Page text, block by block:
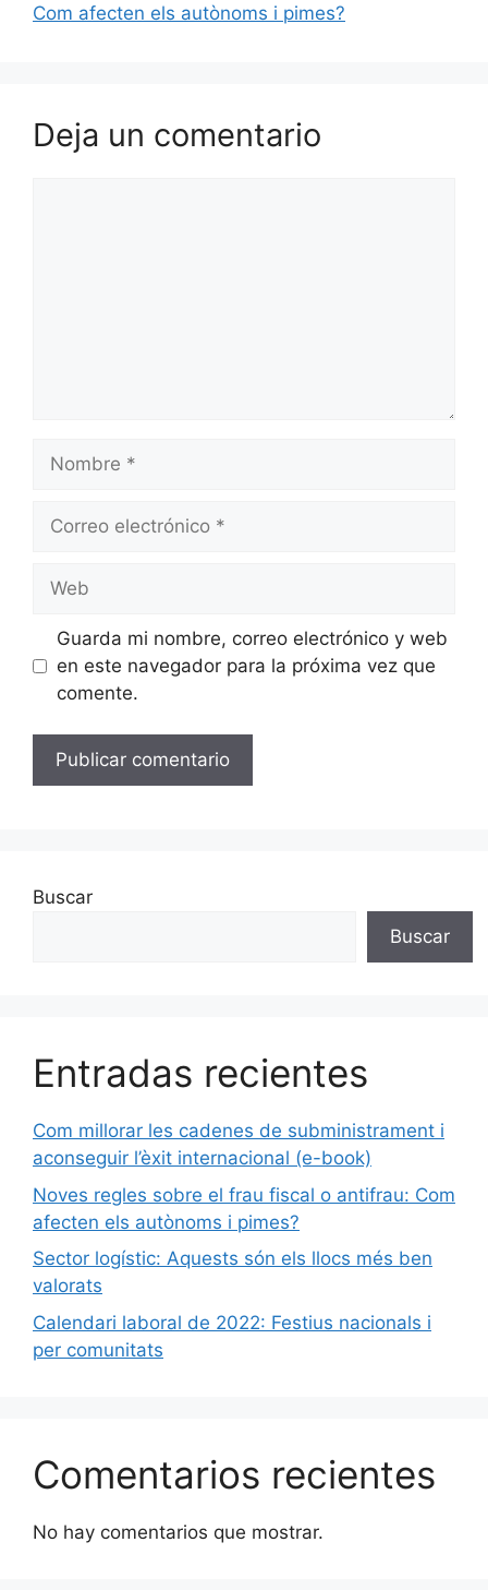
Com afecten els autònoms i pimes?
Deja un comentario
electrónico
Guarda mi nombre, correo electrónico y web
en este navegador para la próxima vez que
comente.
Buscar
Buscar
Entradas recientes
Com millorar les cadenes de subministrament i
aconseguir l’èxit internacional (e-book)
Noves regles sobre el frau fiscal o antifrau: Com
afecten els autònoms i pimes?
Sector logístic: Aquests són els llocs més ben
valorats
Calendari laboral de 2022: Festius nacionals i
per comunitats
Comentarios recientes
No hay comentarios que mostrar.